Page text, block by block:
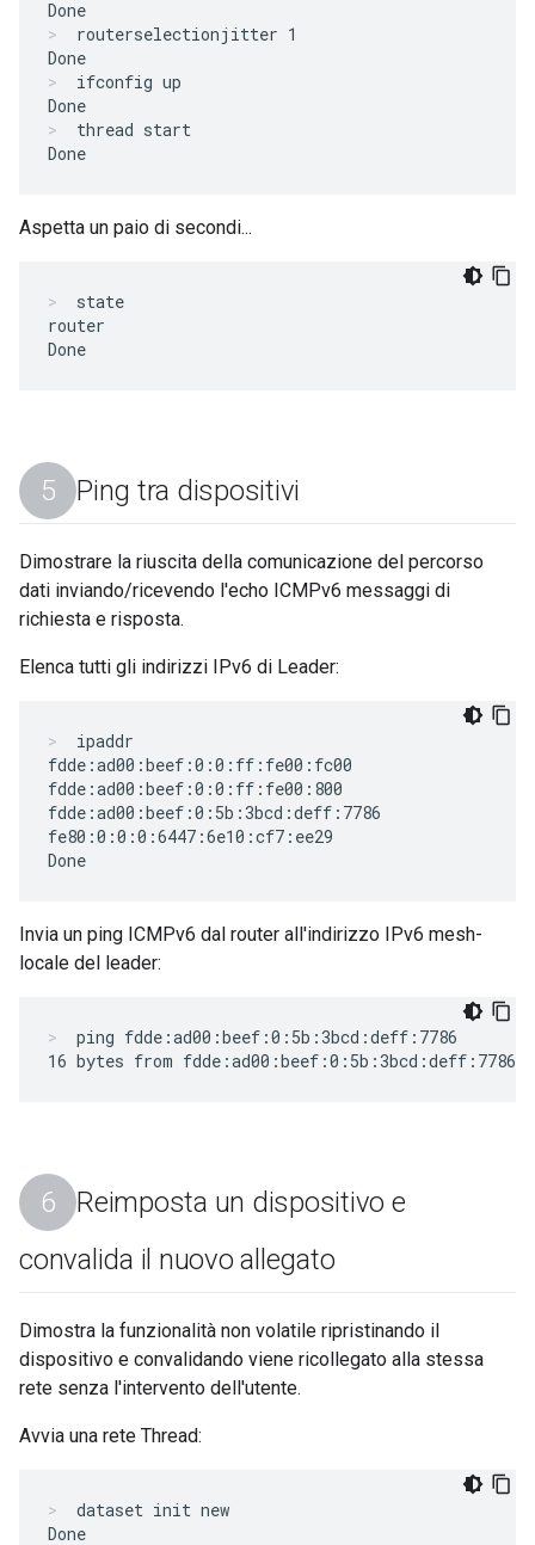
routerselectionjitter 1
ifconfig up
thread start
Aspetta un paio di secondi...
state
router
Ping tra dispositivi
Dimostrare la riuscita della comunicazione del percorso
dati inviando/ricevendo l'echo ICMPv6 messaggi di
richiesta e risposta.
Elenca tutti gli indirizzi IPv6 di Leader:
ipaddr
fdde:ad00:beef:0:0:ff:fe00:fc00
fdde:ad00:beef:0:0:ff:fe00:800
fdde:ad00:beef:0:5b:3bcd:deff:7786
fe80:0:0:0:6447:6e10:cf7:ee29
Invia un ping ICMPv6 dal router all'indirizzo IPv6 mesh-
locale del leader:
ping fdde:ad00:beef:0:5b:3bcd:deff:7786
Reimposta un dispositivo e
convalida il nuovo allegato
Dimostra la funzionalità non volatile ripristinando il
dispositivo e convalidando viene ricollegato alla stessa
rete senza l'intervento dell'utente.
Avvia una rete Thread:
dataset init new